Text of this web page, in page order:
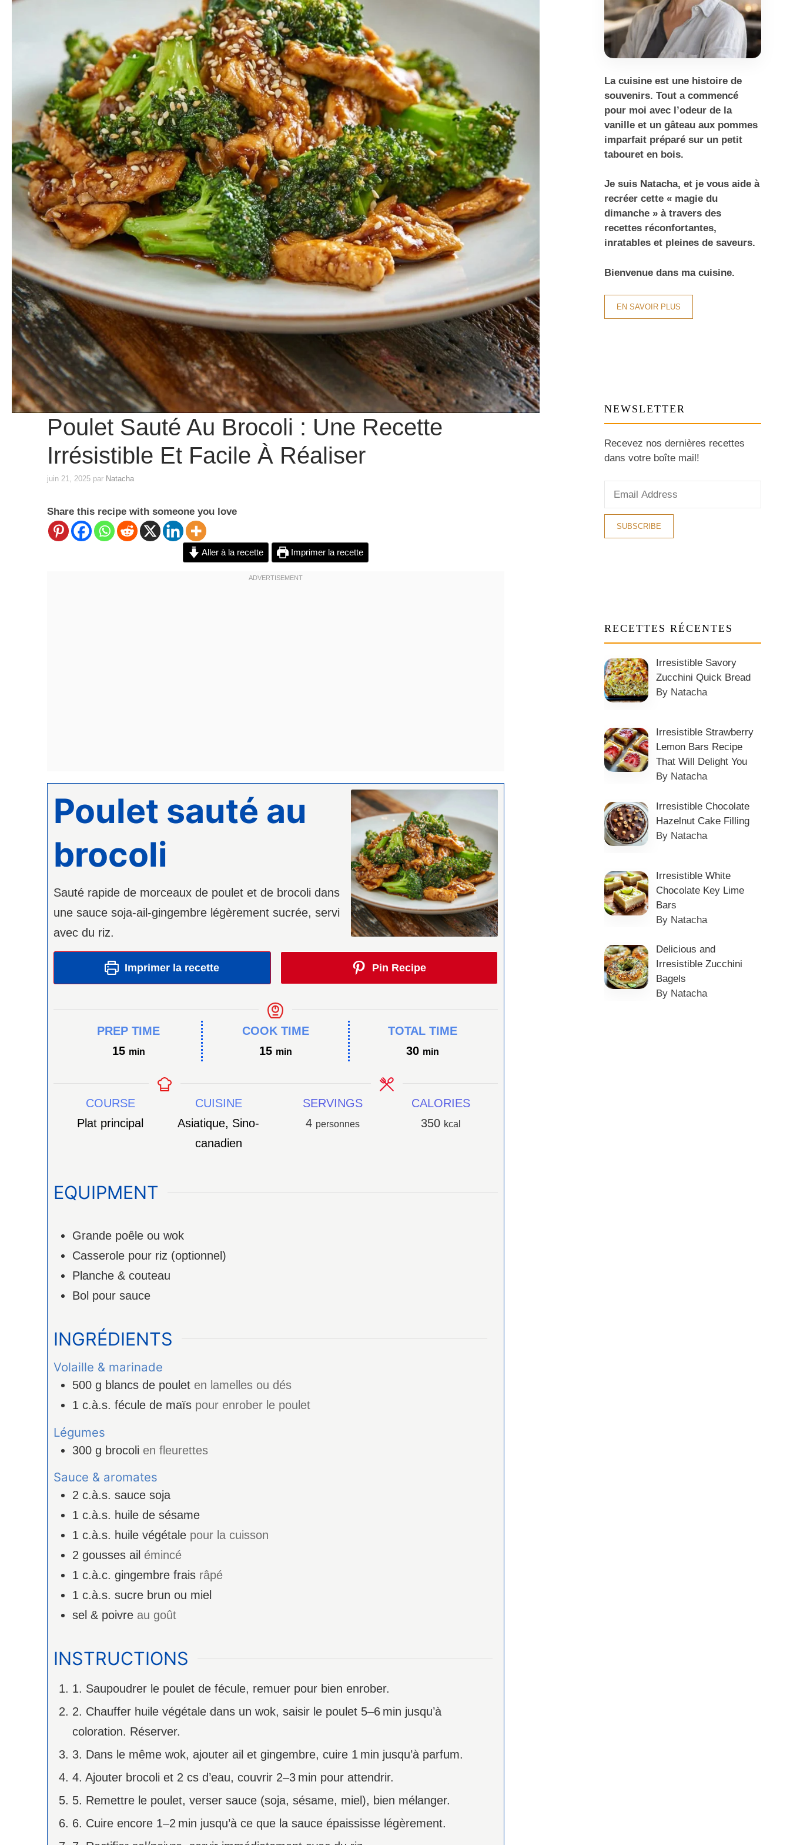
Poulet Sauté Au Brocoli : Une Recette
Irrésistible Et Facile À Réaliser
juin 21, 2025 par Natacha
Share this recipe with someone you love
Aller à la recette Imprimer la recette
Poulet sauté au
brocoli
Sauté rapide de morceaux de poulet et de brocoli dans
une sauce soja-ail-gingembre légèrement sucrée, servi
avec du riz.
Imprimer la recette Pin Recipe
PREP TIME
15minutes
min
COOK TIME
15minutes
min
TOTAL TIME
30minutes
min
COURSE
Plat principal
CUISINE
Asiatique, Sino-
canadien
SERVINGS
4 personnes
CALORIES
350 kcal
EQUIPMENT
Grande poêle ou wok
Casserole pour riz (optionnel)
Planche & couteau
Bol pour sauce
INGRÉDIENTS
Volaille & marinade
500 g blancs de poulet en lamelles ou dés
1 c.à.s. fécule de maïs pour enrober le poulet
Légumes
300 g brocoli en fleurettes
Sauce & aromates
2 c.à.s. sauce soja
1 c.à.s. huile de sésame
1 c.à.s. huile végétale pour la cuisson
2 gousses ail émincé
1 c.à.c. gingembre frais râpé
1 c.à.s. sucre brun ou miel
sel & poivre au goût
INSTRUCTIONS
1. Saupoudrer le poulet de fécule, remuer pour bien enrober.
2. Chauffer huile végétale dans un wok, saisir le poulet 5–6 min jusqu’à
coloration. Réserver.
3. Dans le même wok, ajouter ail et gingembre, cuire 1 min jusqu’à parfum.
4. Ajouter brocoli et 2 cs d’eau, couvrir 2–3 min pour attendrir.
5. Remettre le poulet, verser sauce (soja, sésame, miel), bien mélanger.
6. Cuire encore 1–2 min jusqu’à ce que la sauce épaississe légèrement.
La cuisine est une histoire de
souvenirs. Tout a commencé
pour moi avec l’odeur de la
vanille et un gâteau aux pommes
imparfait préparé sur un petit
tabouret en bois.
Je suis Natacha, et je vous aide à
recréer cette « magie du
dimanche » à travers des
recettes réconfortantes,
inratables et pleines de saveurs.
Bienvenue dans ma cuisine.
EN SAVOIR PLUS
NEWSLETTER
Recevez nos dernières recettes
dans votre boîte mail!
RECETTES RÉCENTES
Irresistible Savory
Zucchini Quick Bread
By Natacha
Irresistible Strawberry
Lemon Bars Recipe
That Will Delight You
By Natacha
Irresistible Chocolate
Hazelnut Cake Filling
By Natacha
Irresistible White
Chocolate Key Lime
Bars
By Natacha
Delicious and
Irresistible Zucchini
Bagels
By Natacha